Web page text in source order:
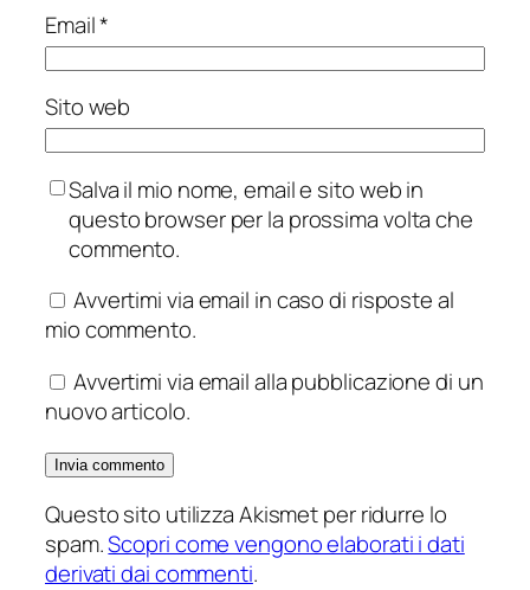
Email*
Sito web
Salva il mio nome, email e sito web in
questo browser per la prossima volta che
commento.
Avvertimi via email in caso di risposte al
mio commento.
Avvertimi via email alla pubblicazione di un
nuovo articolo.
Questo sito utilizza Akismet per ridurre lo
spam.Scopri come vengono elaborati i dati
derivati dai commenti.